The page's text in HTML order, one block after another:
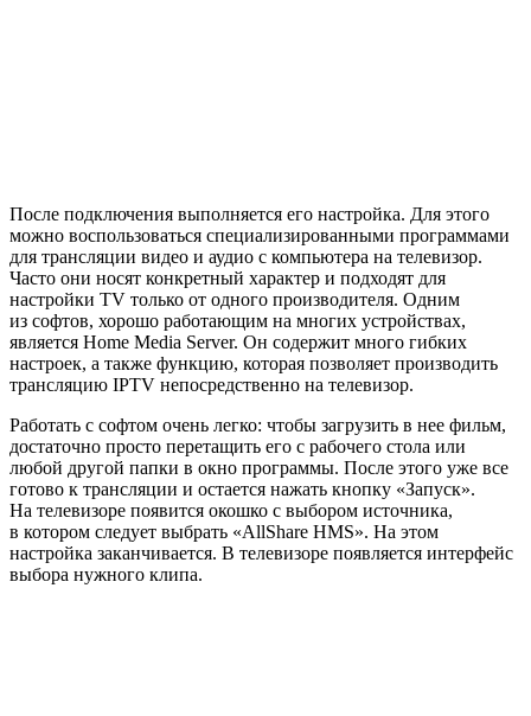
После подключения выполняется его настройка. Для этого
можно воспользоваться специализированными программами
для трансляции видео и аудио с компьютера на телевизор.
Часто они носят конкретный характер и подходят для
настройки TV только от одного производителя. Одним
из софтов, хорошо работающим на многих устройствах,
является Home Media Server. Он содержит много гибких
настроек, а также функцию, которая позволяет производить
трансляцию IPTV непосредственно на телевизор.
Работать с софтом очень легко: чтобы загрузить в нее фильм,
достаточно просто перетащить его с рабочего стола или
любой другой папки в окно программы. После этого уже все
готово к трансляции и остается нажать кнопку «Запуск».
На телевизоре появится окошко с выбором источника,
в котором следует выбрать «AllShare HMS». На этом
настройка заканчивается. В телевизоре появляется интерфейс
выбора нужного клипа.